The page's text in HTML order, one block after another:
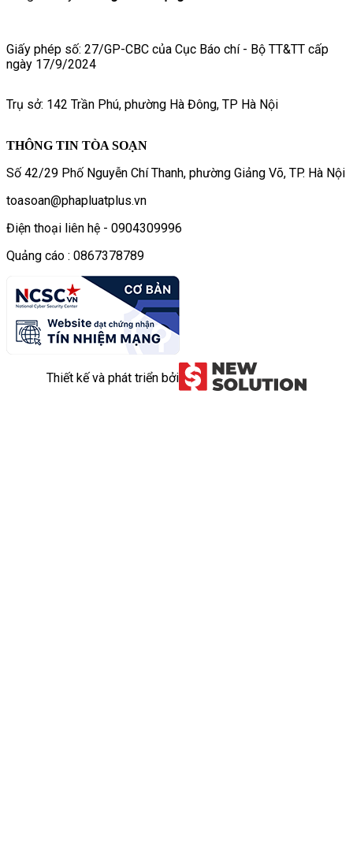
Giấy phép số: 27/GP-CBC của Cục Báo chí - Bộ TT&TT cấp
ngày 17/9/2024
Trụ sở: 142 Trần Phú, phường Hà Đông, TP Hà Nội
THÔNG TIN TÒA SOẠN
Số 42/29 Phố Nguyễn Chí Thanh, phường Giảng Võ, TP. Hà Nội
toasoan@phapluatplus.vn
Điện thoại liên hệ - 0904309996
Quảng cáo : 0867378789
Thiết kế và phát triển bởi